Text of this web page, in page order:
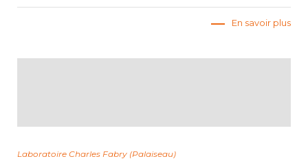
En savoir plus
Laboratoire Charles Fabry (Palaiseau)